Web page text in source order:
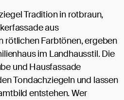
Tradition in rotbraun,
aus
rötlichen Farbtönen, ergeben
im Landhausstil. Die
und Hausfassade
Tondachziegeln und lassen
entstehen. Wer